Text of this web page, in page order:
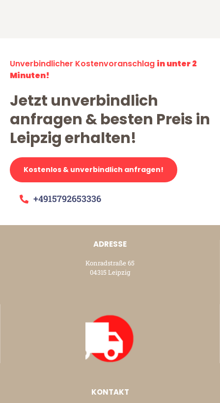
Unverbindlicher Kostenvoranschlag in unter 2
Minuten!
Jetzt unverbindlich
anfragen & besten Preis in
Leipzig erhalten!
Kostenlos & unverbindlich anfragen!
+4915792653336
ADRESSE
Konradstraße 65
04315 Leipzig
KONTAKT